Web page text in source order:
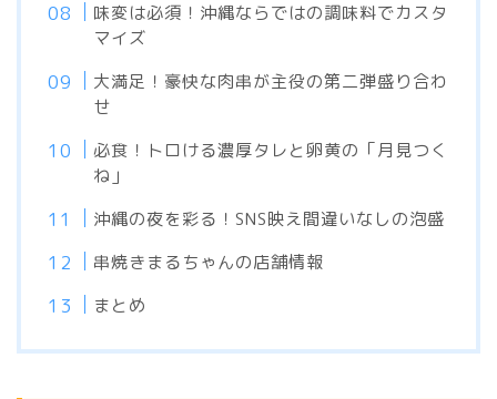
味変は必須！沖縄ならではの調味料でカスタ
マイズ
大満足！豪快な肉串が主役の第二弾盛り合わ
せ
必食！トロける濃厚タレと卵黄の「月見つく
ね」
沖縄の夜を彩る！SNS映え間違いなしの泡盛
串焼きまるちゃんの店舗情報
まとめ